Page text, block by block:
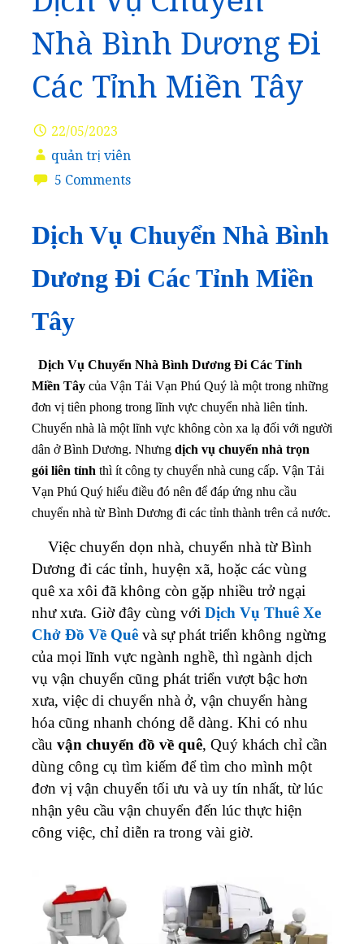
Nhà Bình Dương Đi
Các Tỉnh Miền Tây
22/05/2023
quản trị viên
5 Comments
Dịch Vụ Chuyển Nhà Bình
Dương Đi Các Tỉnh Miền
Tây
Dịch Vụ Chuyển Nhà Bình Dương Đi Các Tỉnh
Miền Tây của Vận Tải Vạn Phú Quý là một trong những
đơn vị tiên phong trong lĩnh vực chuyển nhà liên tỉnh.
Chuyển nhà là một lĩnh vực không còn xa lạ đối với người
dân ở Bình Dương. Nhưng dịch vụ chuyển nhà trọn
gói liên tỉnh thì ít công ty chuyển nhà cung cấp. Vận Tải
Vạn Phú Quý hiểu điều đó nên để đáp ứng nhu cầu
chuyển nhà từ Bình Dương đi các tỉnh thành trên cả nước.
Việc chuyển dọn nhà, chuyển nhà từ Bình
Dương đi các tỉnh, huyện xã, hoặc các vùng
quê xa xôi đã không còn gặp nhiều trở ngại
như xưa. Giờ đây cùng với Dịch Vụ Thuê Xe
Chở Đồ Về Quê và sự phát triển không ngừng
của mọi lĩnh vực ngành nghề, thì ngành dịch
vụ vận chuyển cũng phát triển vượt bậc hơn
xưa, việc di chuyển nhà ở, vận chuyển hàng
hóa cũng nhanh chóng dễ dàng. Khi có nhu
cầu vận chuyển đồ về quê, Quý khách chỉ cần
dùng công cụ tìm kiếm để tìm cho mình một
đơn vị vận chuyển tối ưu và uy tín nhất, từ lúc
nhận yêu cầu vận chuyển đến lúc thực hiện
công việc, chỉ diễn ra trong vài giờ.